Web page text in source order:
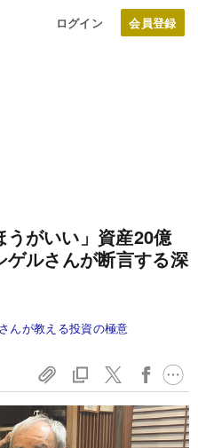
ログイン
うがいい」資産20億
ゲルさんが断言する深
んが教える投資の極意